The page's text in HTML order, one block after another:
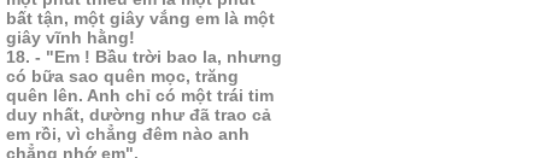
bất tận, một giây vắng em là một
giây vĩnh hằng!
18. - "Em ! Bầu trời bao la, nhưng
có bữa sao quên mọc, trăng
quên lên. Anh chỉ có một trái tim
duy nhất, dường như đã trao cả
em rồi, vì chẳng đêm nào anh
chẳng nhớ em".